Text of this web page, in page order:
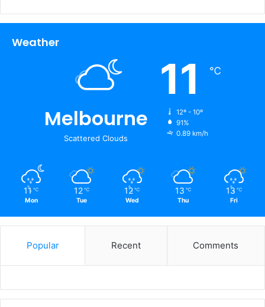
Weather
Melbourne
Scattered Clouds
11 ℃
12º - 10º
91%
0.89 km/h
11 ℃
Mon
12 ℃
Tue
12 ℃
Wed
13 ℃
Thu
13 ℃
Fri
Popular Recent Comments